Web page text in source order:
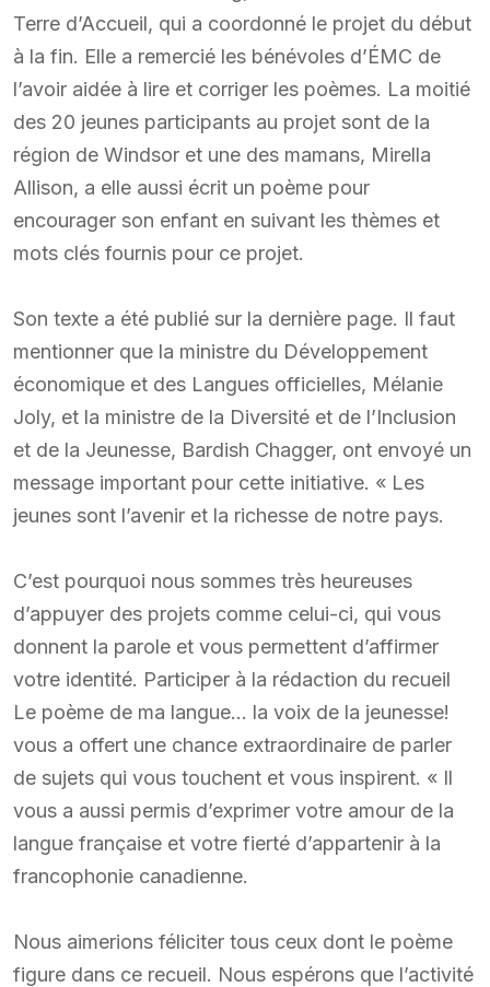
Terre d’Accueil, qui a coordonné le projet du début
à la fin. Elle a remercié les bénévoles d’ÉMC de
l’avoir aidée à lire et corriger les poèmes. La moitié
des 20 jeunes participants au projet sont de la
région de Windsor et une des mamans, Mirella
Allison, a elle aussi écrit un poème pour
encourager son enfant en suivant les thèmes et
mots clés fournis pour ce projet.
Son texte a été publié sur la dernière page. Il faut
mentionner que la ministre du Développement
économique et des Langues officielles, Mélanie
Joly, et la ministre de la Diversité et de l’Inclusion
et de la Jeunesse, Bardish Chagger, ont envoyé un
message important pour cette initiative. « Les
jeunes sont l’avenir et la richesse de notre pays.
C’est pourquoi nous sommes très heureuses
d’appuyer des projets comme celui-ci, qui vous
donnent la parole et vous permettent d’affirmer
votre identité. Participer à la rédaction du recueil
Le poème de ma langue… la voix de la jeunesse!
vous a offert une chance extraordinaire de parler
de sujets qui vous touchent et vous inspirent. « Il
vous a aussi permis d’exprimer votre amour de la
langue française et votre fierté d’appartenir à la
francophonie canadienne.
Nous aimerions féliciter tous ceux dont le poème
figure dans ce recueil. Nous espérons que l’activité